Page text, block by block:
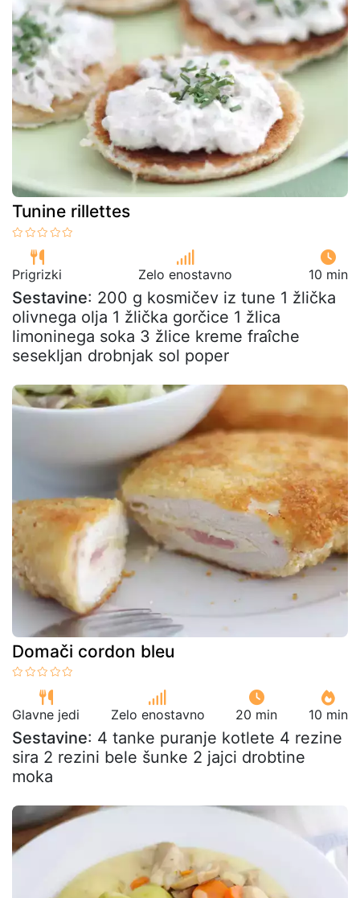
Tunine rillettes
Prigrizki Zelo enostavno 10 min
Sestavine: 200 g kosmičev iz tune 1 žlička
olivnega olja 1 žlička gorčice 1 žlica
limoninega soka 3 žlice kreme fraîche
sesekljan drobnjak sol poper
Domači cordon bleu
Glavne jedi Zelo enostavno 20 min 10 min
Sestavine: 4 tanke puranje kotlete 4 rezine
sira 2 rezini bele šunke 2 jajci drobtine
moka